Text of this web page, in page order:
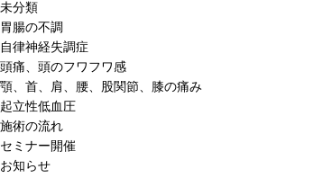
未分類
胃腸の不調
自律神経失調症
頭痛、頭のフワフワ感
顎、首、肩、腰、股関節、膝の痛み
起立性低血圧
施術の流れ
セミナー開催
お知らせ